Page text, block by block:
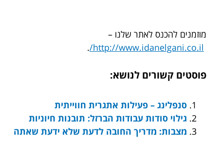
מוזמנים להכנס לאתר שלנו –
http://www.idanelgani.co.il/
.
פוסטים קשורים לנושא:
סנפלינג – פעילות אתגרית חווייתית
גילוי סודות עבודות הברזל: תובנות חיוניות
מצבות: מדריך החובה לדעת שלא ידעת שאתה